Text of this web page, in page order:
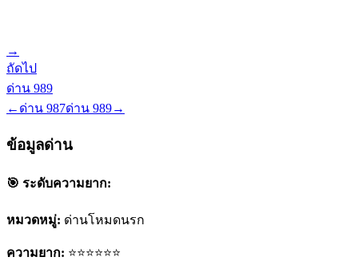
→
ถัดไป
ด่าน 989
← ด่าน 987ด่าน 989→
ข้อมูลด่าน
🎯 ระดับความยาก:
หมวดหมู่: ด่านโหมดนรก
ความยาก: ⭐⭐⭐⭐⭐⭐